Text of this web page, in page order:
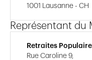
1001 Lausanne - CH
Représentant du
Retraites
Rue Caroline 9,